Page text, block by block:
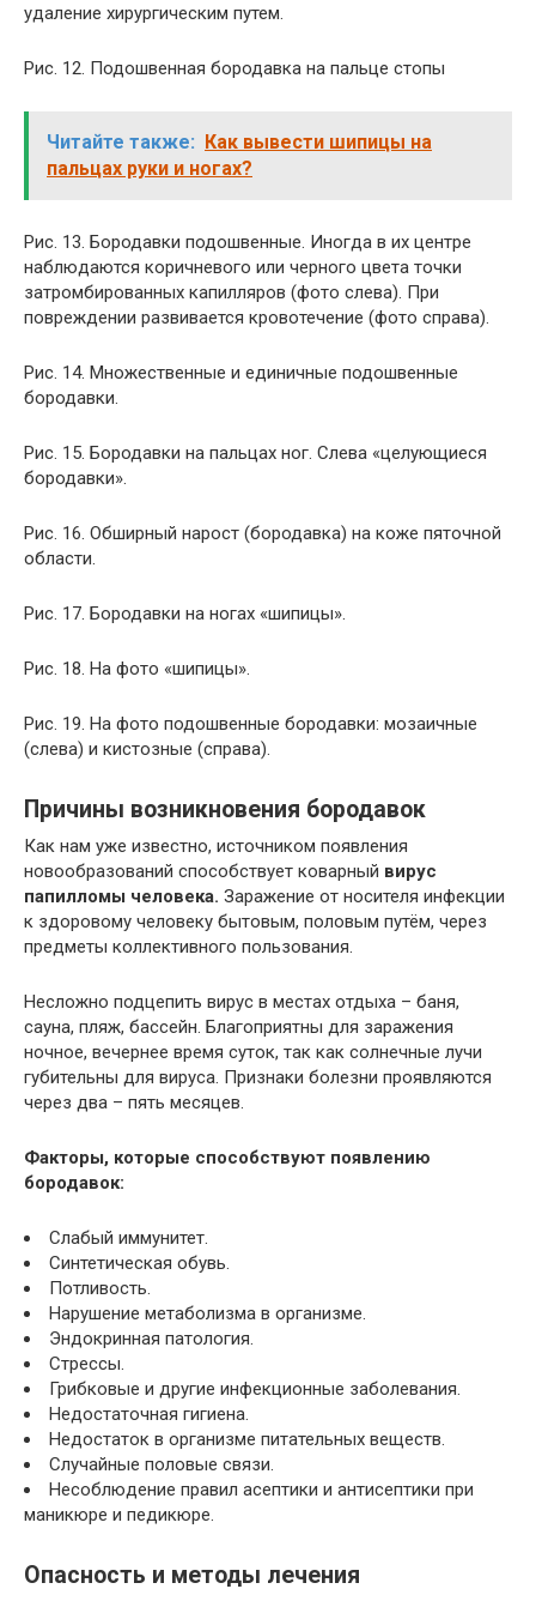
удаление хирургическим путем.
Рис. 12. Подошвенная бородавка на пальце стопы
Читайте также: Как вывести шипицы на
пальцах руки и ногах?
Рис. 13. Бородавки подошвенные. Иногда в их центре
наблюдаются коричневого или черного цвета точки
затромбированных капилляров (фото слева). При
повреждении развивается кровотечение (фото справа).
Рис. 14. Множественные и единичные подошвенные
бородавки.
Рис. 15. Бородавки на пальцах ног. Слева «целующиеся
бородавки».
Рис. 16. Обширный нарост (бородавка) на коже пяточной
области.
Рис. 17. Бородавки на ногах «шипицы».
Рис. 18. На фото «шипицы».
Рис. 19. На фото подошвенные бородавки: мозаичные
(слева) и кистозные (справа).
Причины возникновения бородавок
Как нам уже известно, источником появления
новообразований способствует коварный вирус
папилломы человека. Заражение от носителя инфекции
к здоровому человеку бытовым, половым путём, через
предметы коллективного пользования.
Несложно подцепить вирус в местах отдыха – баня,
сауна, пляж, бассейн. Благоприятны для заражения
ночное, вечернее время суток, так как солнечные лучи
губительны для вируса. Признаки болезни проявляются
через два – пять месяцев.
Факторы, которые способствуют появлению
бородавок:
Слабый иммунитет.
Синтетическая обувь.
Потливость.
Нарушение метаболизма в организме.
Эндокринная патология.
Стрессы.
Грибковые и другие инфекционные заболевания.
Недостаточная гигиена.
Недостаток в организме питательных веществ.
Случайные половые связи.
Несоблюдение правил асептики и антисептики при
маникюре и педикюре.
Опасность и методы лечения